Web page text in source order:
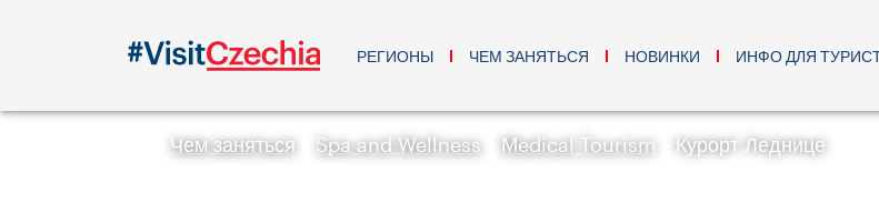
РЕГИОНЫ ЧЕМ ЗАНЯТЬСЯ НОВИНКИ ИНФО ДЛЯ
Чем заняться Spa and Wellness Medical Tourism Курорт Леднице